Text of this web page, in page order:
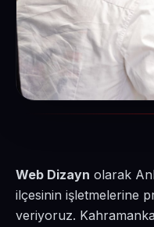
Web Dizayn olarak
ilçesinin işletmelerine
veriyoruz.